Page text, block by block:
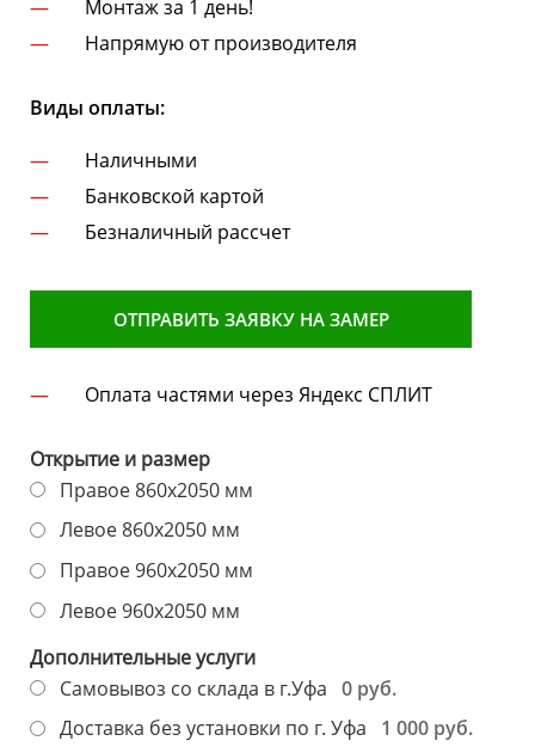
Монтаж за 1 день!
Напрямую от производителя
Виды оплаты:
Наличными
Банковской картой
Безналичный рассчет
ОТПРАВИТЬ ЗАЯВКУ НА ЗАМЕР
Оплата частями через Яндекс СПЛИТ
Открытие и размер
Правое 860х2050 мм
Левое 860х2050 мм
Правое 960х2050 мм
Левое 960х2050 мм
Дополнительные услуги
Самовывоз со склада в г.Уфа 0 руб.
Доставка без установки по г. Уфа
1 000 руб.